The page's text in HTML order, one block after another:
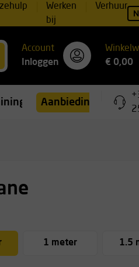
Werken
bij
Verhuur
Account
Inloggen
€ 0,00
Aanbiedingen
1 meter 1.5